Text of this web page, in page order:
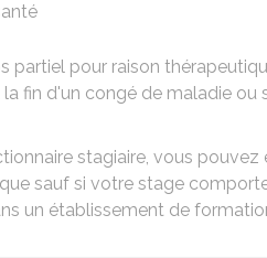
partiel pour raison
la fin d'un congé de maladie
stagiaire, vous
sauf si votre stage
un établissement de